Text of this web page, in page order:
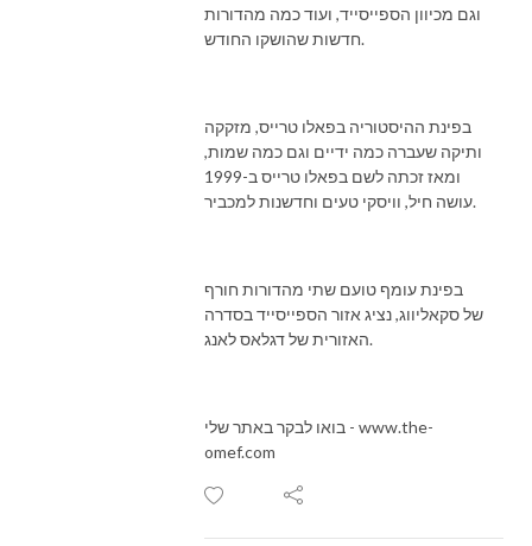
וגם מכיוון הספייסייד, ועוד כמה מהדורות
חדשות שהושקו החודש.
בפינת ההיסטוריה בפאלו טרייס, מזקקה
ותיקה שעברה כמה ידיים וגם כמה שמות,
ומאז זכתה לשם בפאלו טרייס ב-1999
עושה חיל, וויסקי טעים וחדשנות למכביר.
בפינת עומף טועם שתי מהדורות חורף
של סקאליווג, נציג אזור הספייסייד בסדרה
האזורית של דגלאס לאנג.
בואו לבקר באתר שלי - www.the-
omef.com